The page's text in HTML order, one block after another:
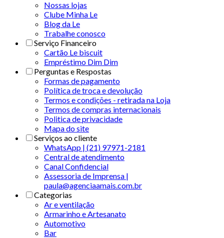
Nossas lojas
Clube Minha Le
Blog da Le
Trabalhe conosco
Serviço Financeiro
Cartão Le biscuit
Empréstimo Dim Dim
Perguntas e Respostas
Formas de pagamento
Política de troca e devolução
Termos e condições - retirada na Loja
Termos de compras internacionais
Politica de privacidade
Mapa do site
Serviços ao cliente
WhatsApp | (21) 97971-2181
Central de atendimento
Canal Confidencial
Assessoria de Imprensa |
paula@agenciaamais.com.br
Categorias
Ar e ventilação
Armarinho e Artesanato
Automotivo
Bar